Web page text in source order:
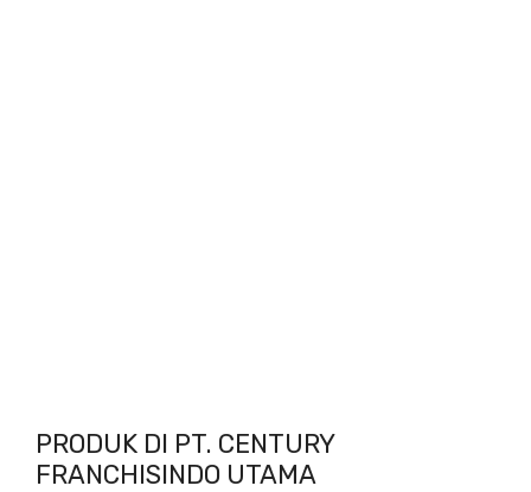
PRODUK DI PT. CENTURY
FRANCHISINDO UTAMA